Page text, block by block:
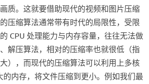
质。这就要借助现代的视频和图片压缩
压缩算法通常带有时代的局限性，受限
CPU 处理能力与内存容量，往往无法做
解压算法，相对的压缩率也就很低（指
），而现代的压缩算法可以利用上多核
的内存，将文件压缩到更小。例如我们最